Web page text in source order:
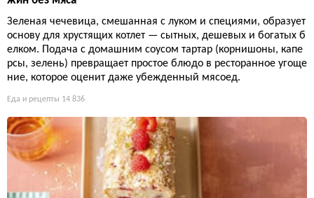
Зеленая чечевица, смешанная с луком и специями, образует
основу для хрустящих котлет — сытных, дешевых и богатых б
елком. Подача с домашним соусом тартар (корнишоны, капе
рсы, зелень) превращает простое блюдо в ресторанное угоще
ние, которое оценит даже убежденный мясоед.
Еда и рецепты 14 836